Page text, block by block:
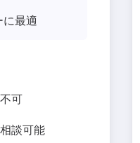
最適
可
談可能